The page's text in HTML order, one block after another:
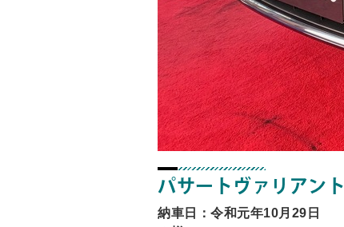
パサートヴァリアント
納車日：令和元年10月29日